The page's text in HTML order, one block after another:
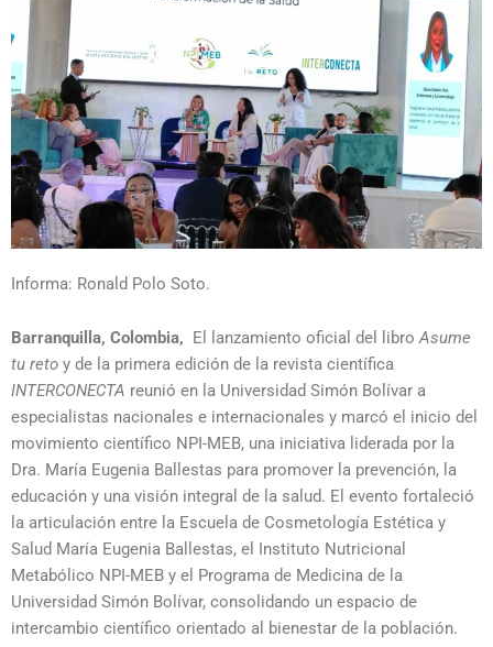
Informa: Ronald Polo Soto.
Barranquilla, Colombia, El lanzamiento oficial del libroAsume
tu reto y de la primera edición de la revista científica
INTERCONECTA reunió en la Universidad Simón Bolívar a
especialistas nacionales e internacionales y marcó el inicio del
movimiento científico NPI-MEB, una iniciativa liderada por la
Dra. María Eugenia Ballestas para promover la prevención, la
educación y una visión integral de la salud. El evento fortaleció
la articulación entre la Escuela de Cosmetología Estética y
Salud María Eugenia Ballestas, el Instituto Nutricional
Metabólico NPI-MEB y el Programa de Medicina de la
Universidad Simón Bolívar, consolidando un espacio de
intercambio científico orientado al bienestar de la población.